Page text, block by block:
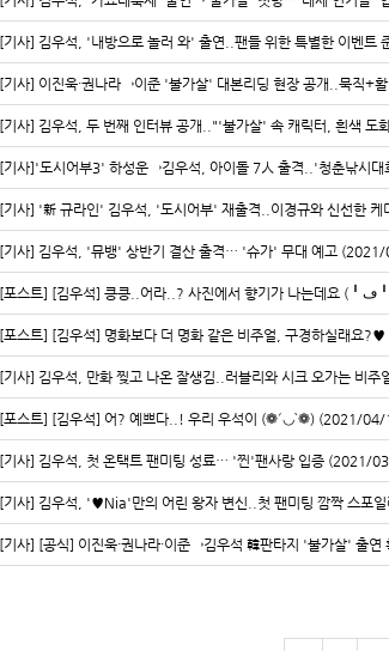
[기사] 김우석, '내방으로 놀러 와' 출연..팬들 위한 특별한 이벤
[기사] 이진욱·권나라→이준 '불가살' 대본리딩 현장 공개..묵직
[기사] 김우석, 두 번째 인터뷰 공개.."'불가살' 속 캐릭터, 흰색
[기사]'도시어부3' 하성운→김우석, 아이돌 7人 출격..'청춘낚시
[기사] '新 규라인' 김우석, '도시어부' 재출격..이경규와 신선한
[기사] 김우석, '뮤뱅' 상반기 결산 출격… '슈가' 무대 예고
[포스트] [김우석] 명화보다 더 명화 같은 비주얼, 구경하실래요
[기사] 김우석, 만화 찢고 나온 잘생김..러블리와 시크 오가는 비
[포스트] [김우석] 어? 예쁘다..! 우리 우석이 (❁´◡`❁) (2021/04/
[기사] 김우석, 첫 온택트 팬미팅 성료… '찐'팬사랑 입증 (2021/
[기사] 김우석, '♥Nia'만의 어린 왕자 변신..첫 팬미팅 깜짝 스포
[기사] [공식] 이진욱·권나라·이준→김우석 韓판타지 '불가살' 출